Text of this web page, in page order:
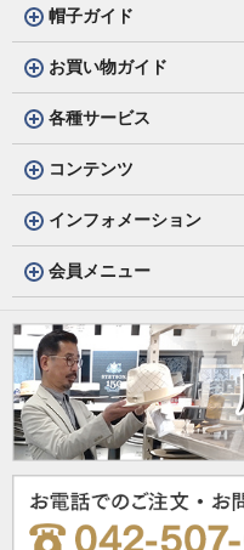
帽子ガイド
お買い物ガイド
各種サービス
コンテンツ
インフォメーション
会員メニュー